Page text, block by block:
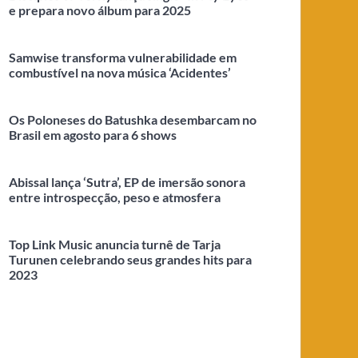
e prepara novo álbum para 2025
Samwise transforma vulnerabilidade em
combustível na nova música ‘Acidentes’
Os Poloneses do Batushka desembarcam no
Brasil em agosto para 6 shows
Abissal lança ‘Sutra’, EP de imersão sonora
entre introspecção, peso e atmosfera
Top Link Music anuncia turnê de Tarja
Turunen celebrando seus grandes hits para
2023